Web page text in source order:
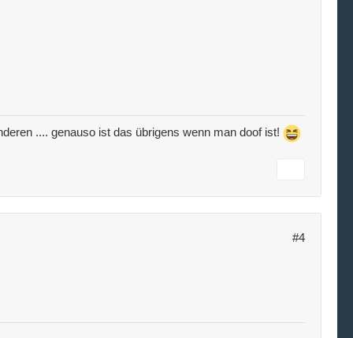
.... genauso ist das übrigens wenn man doof ist!
#4